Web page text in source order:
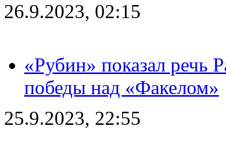
26.9.2023, 02:15
«Рубин» показал речь
победы над «Факелом»
25.9.2023, 22:55